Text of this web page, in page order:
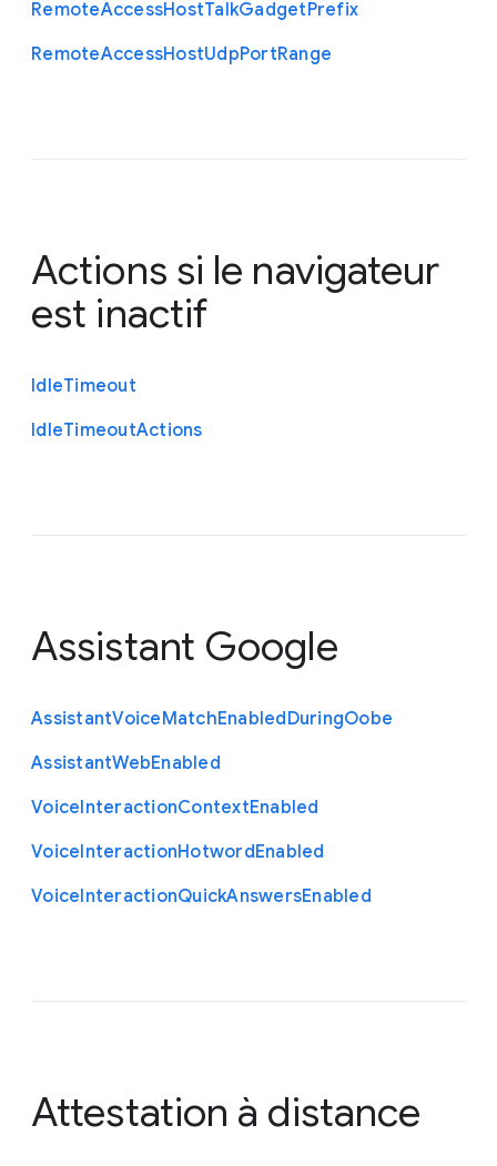
RemoteAccessHostTalkGadgetPrefix
RemoteAccessHostUdpPortRange
Actions si le navigateur
est inactif
IdleTimeout
IdleTimeoutActions
Assistant Google
AssistantVoiceMatchEnabledDuringOobe
AssistantWebEnabled
VoiceInteractionContextEnabled
VoiceInteractionHotwordEnabled
VoiceInteractionQuickAnswersEnabled
Attestation à distance